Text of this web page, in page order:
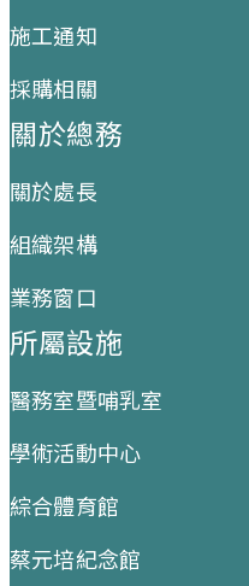
施工通知
採購相關
關於總務
關於處長
組織架構
業務窗口
所屬設施
醫務室暨哺乳室
學術活動中心
綜合體育館
蔡元培紀念館